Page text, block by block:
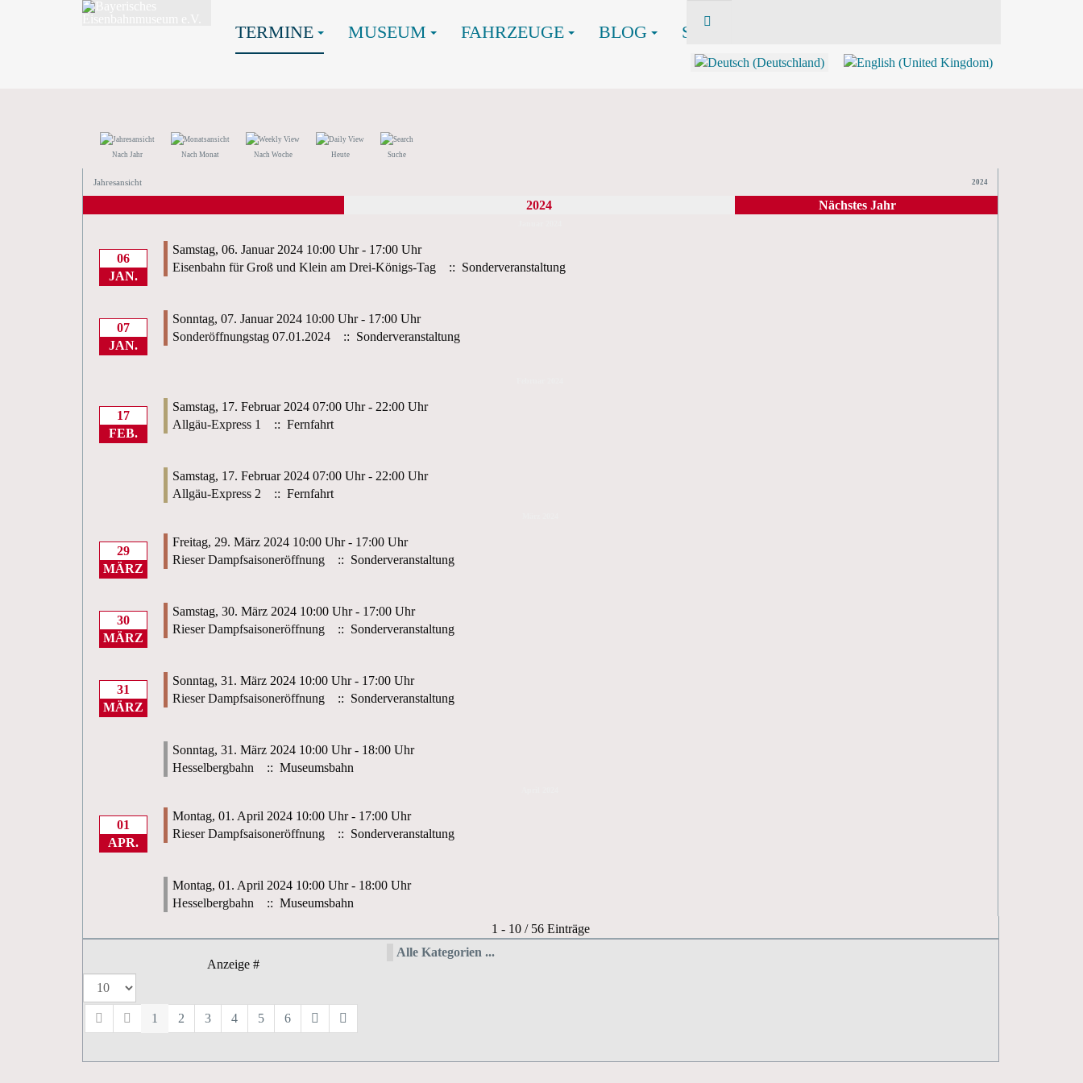
TERMINE MUSEUM FAHRZEUGE BLOG SHOP
Nach Jahr Nach Monat Nach Woche Heute Suche
Jahresansicht 2024
2024 Nächstes Jahr
06
JAN.
Samstag, 06. Januar 2024 10:00 Uhr - 17:00 Uhr
Eisenbahn für Groß und Klein am Drei-Königs-Tag
:: Sonderveranstaltung
07
JAN.
Sonntag, 07. Januar 2024 10:00 Uhr - 17:00 Uhr
Sonderöffnungstag 07.01.2024
:: Sonderveranstaltung
17
FEB.
Samstag, 17. Februar 2024 07:00 Uhr - 22:00 Uhr
Allgäu-Express 1
:: Fernfahrt
Samstag, 17. Februar 2024 07:00 Uhr - 22:00 Uhr
Allgäu-Express 2
:: Fernfahrt
29
MÄRZ
Freitag, 29. März 2024 10:00 Uhr - 17:00 Uhr
Rieser Dampfsaisoneröffnung
:: Sonderveranstaltung
30
MÄRZ
Samstag, 30. März 2024 10:00 Uhr - 17:00 Uhr
Rieser Dampfsaisoneröffnung
:: Sonderveranstaltung
31
MÄRZ
Sonntag, 31. März 2024 10:00 Uhr - 17:00 Uhr
Rieser Dampfsaisoneröffnung
:: Sonderveranstaltung
Sonntag, 31. März 2024 10:00 Uhr - 18:00 Uhr
Hesselbergbahn
:: Museumsbahn
01
APR.
Montag, 01. April 2024 10:00 Uhr - 17:00 Uhr
Rieser Dampfsaisoneröffnung
:: Sonderveranstaltung
Montag, 01. April 2024 10:00 Uhr - 18:00 Uhr
Hesselbergbahn
:: Museumsbahn
Limite der Paginierungsliste
1 - 10 / 56 Einträge
Anzeige #
1 2 3 4 5 6
Alle Kategorien ...